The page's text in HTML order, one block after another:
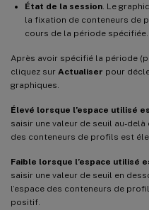
État de la session . Le
la fixation de conteneurs de
cours de la période spécifiée.
Après avoir spécifié la période
cliquez sur Actualiser pour
graphiques.
Élevé lorsque l’espace utilisé
saisir une valeur de seuil au-
des conteneurs de profils est
Faible lorsque l’espace utilisé
saisir une valeur de seuil en
l’espace des conteneurs de
positif.